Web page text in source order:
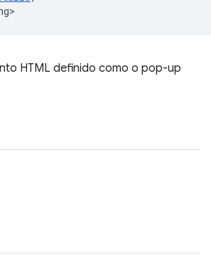
HTML definido como o pop-up